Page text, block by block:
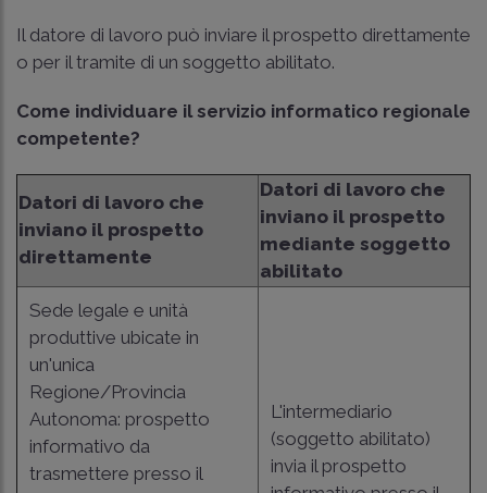
Il datore di lavoro può inviare il prospetto direttamente
o per il tramite di un soggetto abilitato.
Come individuare il servizio informatico regionale
competente?
Datori di lavoro che
inviano il prospetto
direttamente
Datori di lavoro che
inviano il prospetto
mediante soggetto
abilitato
Sede legale e unità
produttive ubicate in
un'unica
Regione/Provincia
Autonoma: prospetto
informativo da
trasmettere presso il
L'intermediario
(soggetto abilitato)
invia il prospetto